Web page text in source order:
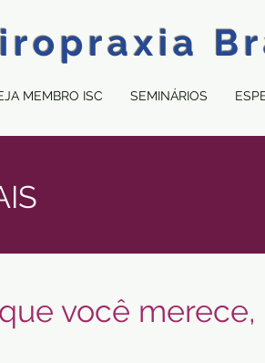
MEMBRO ISC SEMINÁRIOS
você merece,